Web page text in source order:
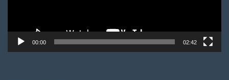
00:00 02:42